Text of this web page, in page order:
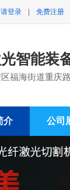
请登录 免费注册
智能装
福海街道重庆
介 公司